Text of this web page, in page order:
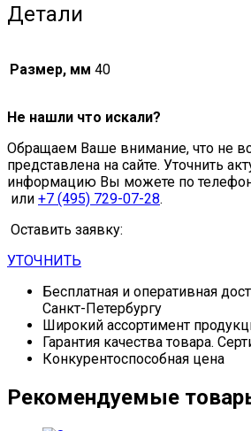
Детали
Размер, мм 40
Не нашли что искали?
Обращаем Ваше внимание, что не
представлена на сайте. Уточнить
информацию Вы можете по
или +7 (495) 729-07-28.
Оставить заявку:
УТОЧНИТЬ
Бесплатная и оперативная
Санкт-Петербургу
Широкий ассортимент
Гарантия качества товара.
Конкурентоспособная цена
Рекомендуемые